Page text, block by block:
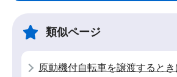
類似ページ
原動機付自転車を譲渡すると